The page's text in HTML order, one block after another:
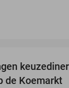
de Koemarkt